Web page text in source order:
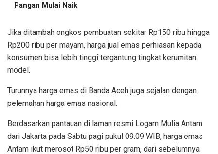
Pangan Mulai Naik
Jika ditambah ongkos pembuatan sekitar Rp150 ribu hingga
Rp200 ribu per mayam, harga jual emas perhiasan kepada
konsumen bisa lebih tinggi tergantung tingkat kerumitan
model.
Turunnya harga emas di Banda Aceh juga sejalan dengan
pelemahan harga emas nasional.
Berdasarkan pantauan di laman resmi Logam Mulia Antam
dari Jakarta pada Sabtu pagi pukul 09.09 WIB, harga emas
Antam ikut merosot Rp50 ribu per gram, dari sebelumnya